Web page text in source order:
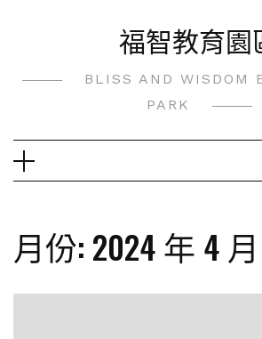
福智教育園
BLISS AND WISDOM
PARK
月份: 2024 年 4 月